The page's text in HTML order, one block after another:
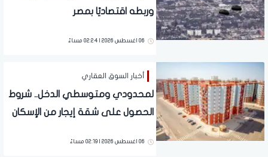
وربطه اقتصاديًا بمصر
06 اغسطس 2026 | 02:24 مساءً
أخبار السوق العقاري
لمحدودي ومتوسطي الدخل.. شروط
الحصول على شقة إيجار من الإسكان
06 اغسطس 2026 | 02:19 مساءً